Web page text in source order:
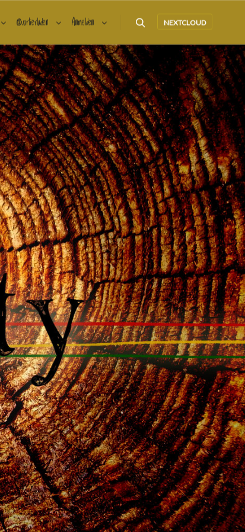
@uartierladen Anmelden NEXTCLOUD